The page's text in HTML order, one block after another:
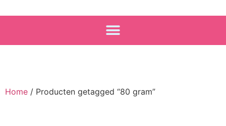
Home / Producten getagged “80 gram”